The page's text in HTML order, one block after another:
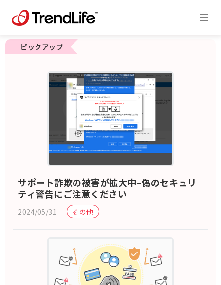
ピックアップ
サポート詐欺の被害が拡大中–偽のセキュリ
ティ警告にご注意ください
2024/05/31 その他